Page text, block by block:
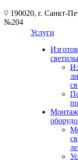
190020, г. Санкт-
№204
Услуги
Монтаж